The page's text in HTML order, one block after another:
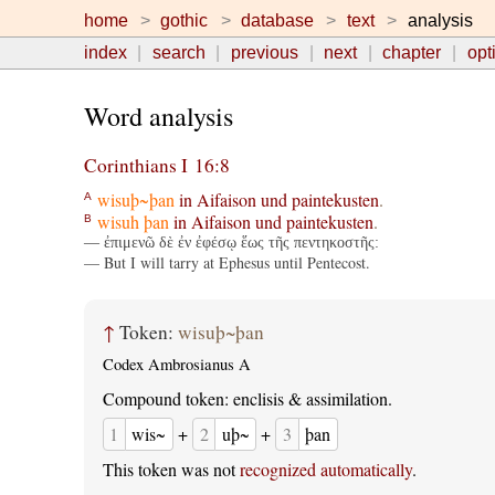
home gothic database text
analysis
index
search previous next chapter
Word analysis
Corinthians I 16:8
A wisuþ~þan in Aifaison und paintekusten.
B wisuh þan in Aifaison und paintekusten.
— ἐπιμενῶ δὲ ἐν ἐφέσῳ ἕως τῆς πεντηκοστῆς:
— But I will tarry at Ephesus until Pentecost.
↑ Token: wisuþ~þan
Codex Ambrosianus A
Compound token: enclisis & assimilation.
1
wis~ + 2 uþ~ + 3
þan
This token was notrecognized automatically.